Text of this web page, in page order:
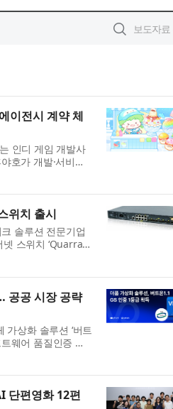
이전시 계약 체
인디 게임 개발사
호가 개발·서비스
터 IP에 대한 일본
위치 출시
솔루션 전문기업
스위치 ‘Quarra
Switch )’의
공공 시장 공략
가상화 솔루션 ‘버트
웨어 품질인증 최
표준(ISO/IEC)을
단편영화 12편